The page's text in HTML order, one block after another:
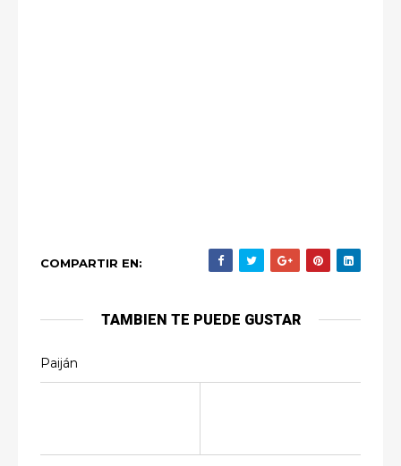
COMPARTIR EN:
TAMBIEN TE PUEDE GUSTAR
Paiján